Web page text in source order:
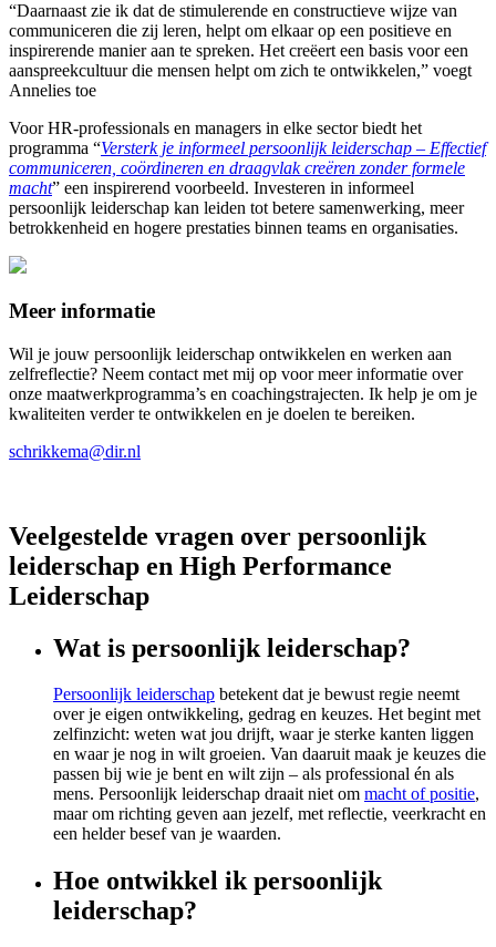
“Daarnaast zie ik dat de stimulerende en constructieve wijze van
communiceren die zij leren, helpt om elkaar op een positieve en
inspirerende manier aan te spreken. Het creëert een basis voor een
aanspreekcultuur die mensen helpt om zich te ontwikkelen,” voegt
Annelies toe
Voor HR-professionals en managers in elke sector biedt het
programma “Versterk je informeel persoonlijk leiderschap – Effectief
communiceren, coördineren en draagvlak creëren zonder formele
macht” een inspirerend voorbeeld. Investeren in informeel
persoonlijk leiderschap kan leiden tot betere samenwerking, meer
betrokkenheid en hogere prestaties binnen teams en organisaties.
Meer informatie
Wil je jouw persoonlijk leiderschap ontwikkelen en werken aan
zelfreflectie? Neem contact met mij op voor meer informatie over
onze maatwerkprogramma’s en coachingstrajecten. Ik help je om je
kwaliteiten verder te ontwikkelen en je doelen te bereiken.
schrikkema@dir.nl
Veelgestelde vragen over persoonlijk
leiderschap en High Performance
Leiderschap
Wat is persoonlijk leiderschap?
Persoonlijk leiderschap betekent dat je bewust regie neemt
over je eigen ontwikkeling, gedrag en keuzes. Het begint met
zelfinzicht: weten wat jou drijft, waar je sterke kanten liggen
en waar je nog in wilt groeien. Van daaruit maak je keuzes die
passen bij wie je bent en wilt zijn – als professional én als
mens. Persoonlijk leiderschap draait niet om macht of positie,
maar om richting geven aan jezelf, met reflectie, veerkracht en
een helder besef van je waarden.
Hoe ontwikkel ik persoonlijk
leiderschap?